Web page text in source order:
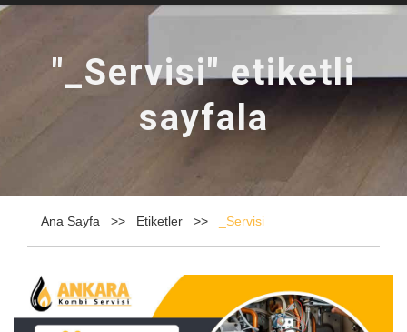
"_Servisi" etiketli
sayfala
Ana Sayfa Etiketler _Servisi